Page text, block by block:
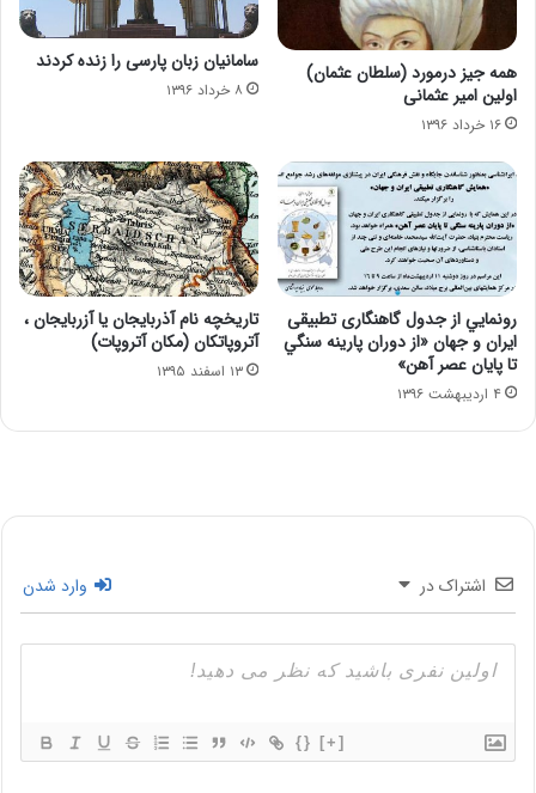
همه جیز درمورد (سلطان عثمان)
اولین امیر عثمانی
۱۶ خرداد ۱۳۹۶
سامانیان زبان پارسی را زنده كردند
۸ خرداد ۱۳۹۶
رونمايي از جدول گاهنگاری تطبيقی
ايران و جهان «از دوران پارينه سنگي
تا پايان عصر آهن»
۴ اردیبهشت ۱۳۹۶
تاریخچه نام آذربایجان یا آزربایجان ،
آتروپاتکان (مکان آتروپات)
۱۳ اسفند ۱۳۹۵
اشتراک در وارد شدن
{} [+]